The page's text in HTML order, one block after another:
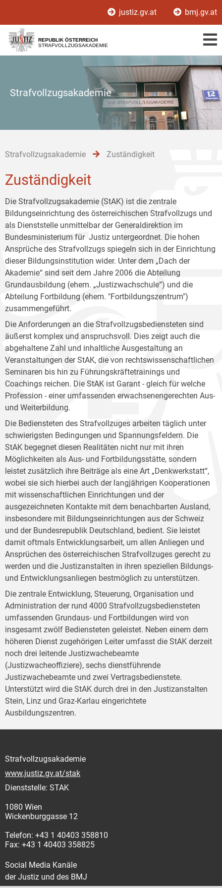
[1]
[2]
[3]
justiz.gv.at bmj.gv.at
REPUBLIK ÖSTERREICH
STRAFVOLLZUGSAKADEMIE
Strafvollzugsakademie
Strafvollzugsakademie Zuständigkeit
Zuständigkeit
Die Strafvollzugsakademie (StAK) ist die zentrale
Bildungseinrichtung des österreichischen Strafvollzugs und
als Dienststelle unmittelbar der Generaldirektion im
Bundesministerium für Justiz untergeordnet. Die hohen
Ansprüche des Strafvollzugs spiegeln sich in der Einrichtung
dieser Bildungsinstitution wider. Unter dem „Dach der
Akademie“ sind seit dem Jahre 2006 die Abteilung
Grundausbildung (ehem. „Justizwachschule“) und die
Abteilung Fortbildung (ehem. "Fortbildungszentrum")
zusammengeführt.
Die Anforderungen an die Strafvollzugsbediensteten sind
äußerst komplex und anspruchsvoll. Dies zeigt auch die
abgehaltene Zahl und inhaltliche Ausgestaltung an
Veranstaltungen der StAK, die von rechtswissenschaftlichen
Seminaren bis hin zu Führungskräftetrainings und
Coachings reichen. Die StAK ist Garant - gleich für welche
Profession - einer umfassenden erwachsenengerechten Aus-
und Weiterbildung.
Die Bediensteten des Strafvollzuges arbeiten täglich unter
schwierigsten Bedingungen und Spannungsfeldern. Die
StAK begegnet diesen Realitäten nicht nur mit ihren
Möglichkeiten als Aus- und Fortbildungsstätte, sondern
leistet zusätzlich ihre Beiträge als eine Art „Denkwerkstatt“,
wobei sie sich hierbei auch der langjährigen Kooperationen
mit wissenschaftlichen Einrichtungen und der
ausgezeichneten Kontakte mit dem benachbarten Ausland,
insbesondere mit Bildungseinrichtungen aus der Schweiz
und der Bundesrepublik Deutschland, bedient. Sie leistet
damit oftmals Entwicklungsarbeit, um allen Anliegen und
Ansprüchen des österreichischen Strafvollzuges gerecht zu
werden und die Justizanstalten in ihren speziellen Bildungs-
und Entwicklungsanliegen bestmöglich zu unterstützen.
Die zentrale Entwicklung, Steuerung, Organisation und
Administration der rund 4000 Strafvollzugsbediensteten
umfassenden Grundaus- und Fortbildungen wird von
insgesamt zwölf Bediensteten geleistet. Neben einem dem
höheren Dienst zugehörigen Leiter umfasst die StAK derzeit
noch drei leitende Justizwachebeamte
(Justizwacheoffiziere), sechs dienstführende
Justizwachebeamte und zwei Vertragsbedienstete.
Unterstützt wird die StAK durch drei in den Justizanstalten
Stein, Linz und Graz-Karlau eingerichtete
Ausbildungszentren.
Strafvollzugsakademie
www.justiz.gv.at/stak
Dienststelle: STAK
1080 Wien
Wickenburggasse 12
Telefon: +43 1 40403 358810
Fax: +43 1 40403 358825
Social Media Kanäle
der Justiz und des BMJ